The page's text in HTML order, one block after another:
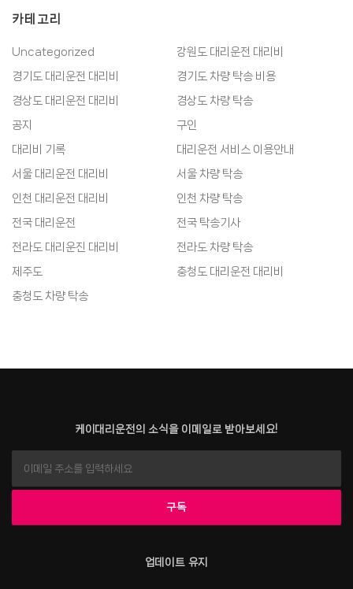
카테고리
Uncategorized
강원도 대리운전 대리비
경기도 대리운전 대리비
경기도 차량 탁송 비용
경상도 대리운전 대리비
경상도 차량 탁송
공지
구인
대리비 기록
대리운전 서비스 이용안내
서울 대리운전 대리비
서울 차량 탁송
인천 대리운전 대리비
인천 차량 탁송
전국 대리운전
전국 탁송기사
전라도 대리운진 대리비
전라도 차량 탁송
제주도
충청도 대리운전 대리비
충청도 차량 탁송
케이대리운전의 소식을 이메일로 받아보세요!
업데이트 유지